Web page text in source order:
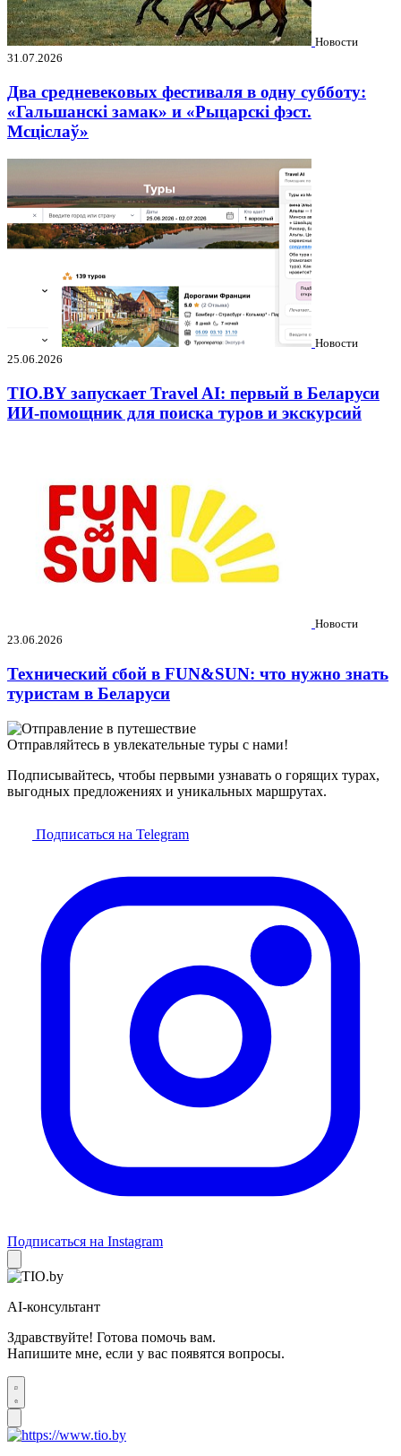
Новости
31.07.2026
Два средневековых фестиваля в одну субботу:
«Гальшанскі замак» и «Рыцарскі фэст.
Мсціслаў»
Новости
25.06.2026
TIO.BY запускает Travel AI: первый в Беларуси
ИИ-помощник для поиска туров и экскурсий
Новости
23.06.2026
Технический сбой в FUN&SUN: что нужно знать
туристам в Беларуси
Отправляйтесь в увлекательные туры с нами!
Подписывайтесь, чтобы первыми узнавать о горящих турах,
выгодных предложениях и уникальных маршрутах.
Подписаться на Telegram
Подписаться на Instagram
AI-консультант
Здравствуйте! Готова помочь вам.
Напишите мне, если у вас появятся вопросы.